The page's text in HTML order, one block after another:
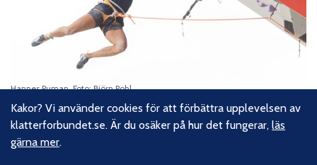
Hannes Puman. Foto: Björn Pohl
Kakor? Vi använder cookies för att förbättra upplevelsen av
klatterforbundet.se. Är du osäker på hur det fungerar,läs
gärna mer.